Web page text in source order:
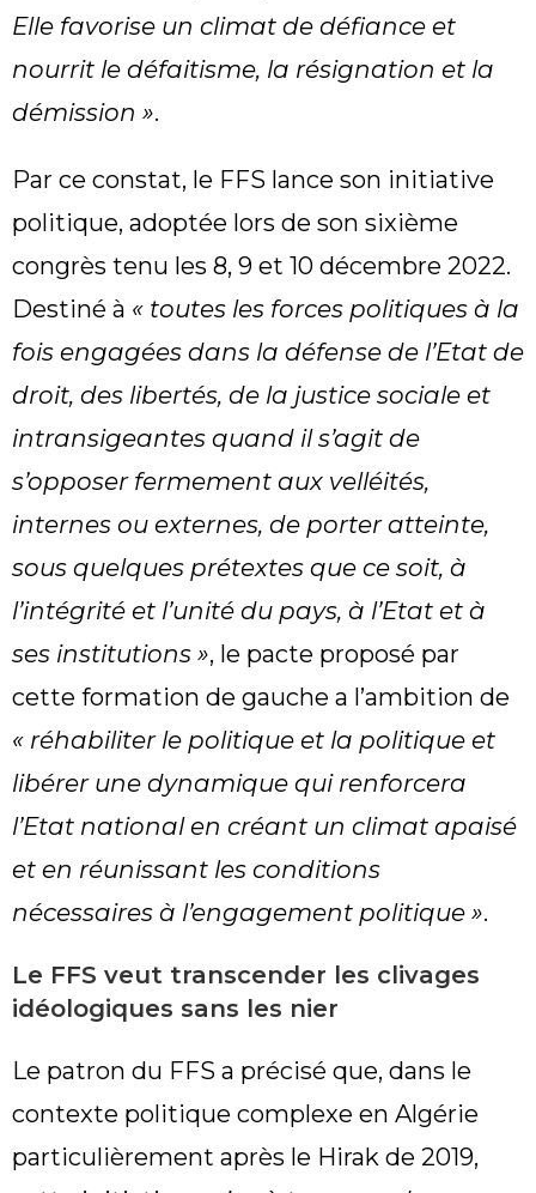
Elle favorise un climat de défiance et
nourrit le défaitisme, la résignation et la
démission ».
Par ce constat, le FFS lance son initiative
politique, adoptée lors de son sixième
congrès tenu les 8, 9 et 10 décembre 2022.
Destiné à « toutes les forces politiques à la
fois engagées dans la défense de l’Etat de
droit, des libertés, de la justice sociale et
intransigeantes quand il s’agit de
s’opposer fermement aux velléités,
internes ou externes, de porter atteinte,
sous quelques prétextes que ce soit, à
l’intégrité et l’unité du pays, à l’Etat et à
ses institutions », le pacte proposé par
cette formation de gauche a l’ambition de
« réhabiliter le politique et la politique et
libérer une dynamique qui renforcera
l’Etat national en créant un climat apaisé
et en réunissant les conditions
nécessaires à l’engagement politique ».
Le FFS veut transcender les clivages
idéologiques sans les nier
Le patron du FFS a précisé que, dans le
contexte politique complexe en Algérie
particulièrement après le Hirak de 2019,